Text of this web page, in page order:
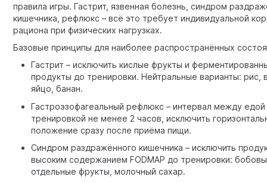
правила игры. Гастрит, язвенная болезнь, синдром
кишечника, рефлюкс – всё это требует индивидуальной
рациона при физических нагрузках.
Базовые принципы для наиболее распространённых
Гастрит – исключить кислые фрукты и
продукты до тренировки. Нейтральные варианты: рис,
яйцо, банан.
Гастроэзофагеальный рефлюкс – интервал между едой
тренировкой не менее 2 часов, исключить
положение сразу после приёма пищи.
Синдром раздражённого кишечника – исключить
высоким содержанием FODMAP до тренировки:
отдельные фрукты, молочный сахар.